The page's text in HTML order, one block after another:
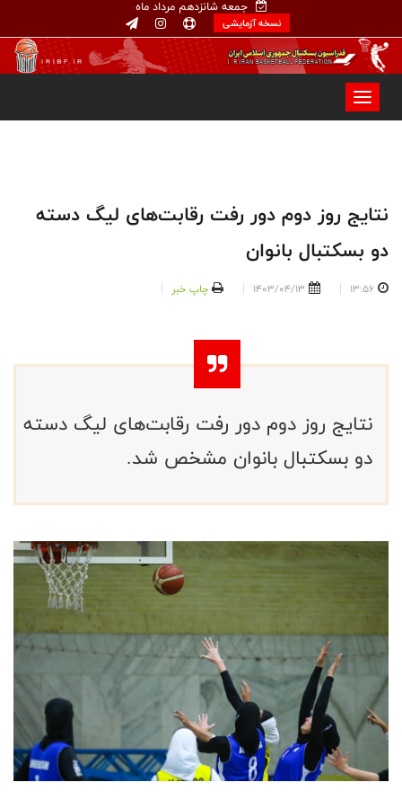
جمعه شانزدهم مرداد ماه
نسخه آزمایشی
نتایج روز دوم دور رفت رقابت‌های لیگ دسته
دو بسکتبال بانوان
13:56
1403/04/13 چاپ خبر
نتایج روز دوم دور رفت رقابت‌های لیگ دسته
دو بسکتبال بانوان مشخص شد.